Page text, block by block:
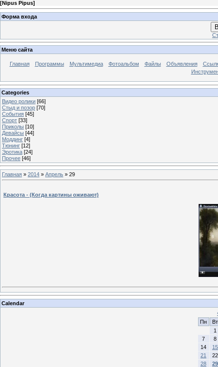
[Nipus Pipus]
Форма входа
Меню сайта
Главная Программы Мультимедиа Фотоальбом Файлы Объявления
Categories
Видео ролики [66]
Стыд и позор [70]
События [45]
Спорт [33]
Приколы [10]
Девайсы [44]
Моддинг [4]
Тюнинг [12]
Эротика [24]
Прочее [46]
Главная » 2014 » Апрель » 29
Красота - (Когда картины оживают)
Calendar
Пн
Вт
1
7
8
14
15
21
22
28
29